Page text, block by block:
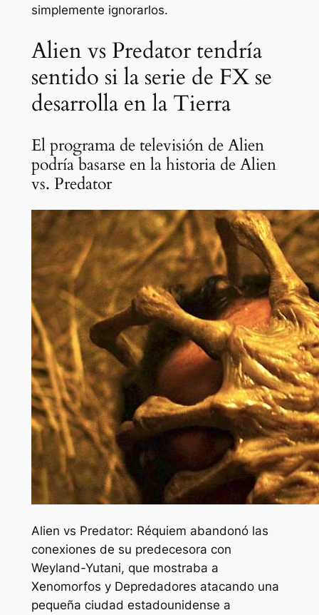
simplemente ignorarlos.
Alien vs Predator tendría
sentido si la serie de FX se
desarrolla en la Tierra
El programa de televisión de Alien
podría basarse en la historia de Alien
vs. Predator
Alien vs Predator: Réquiem abandonó las
conexiones de su predecesora con
Weyland-Yutani, que mostraba a
Xenomorfos y Depredadores atacando una
pequeña ciudad estadounidense a